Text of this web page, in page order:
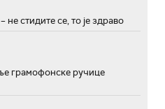
не стидите се, то је здраво
грамофонске ручице